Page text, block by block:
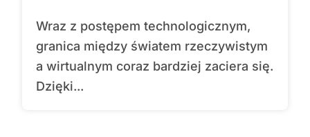
Wraz z postępem technologicznym,
granica między światem rzeczywistym
a wirtualnym coraz bardziej zaciera się.
Dzięki...